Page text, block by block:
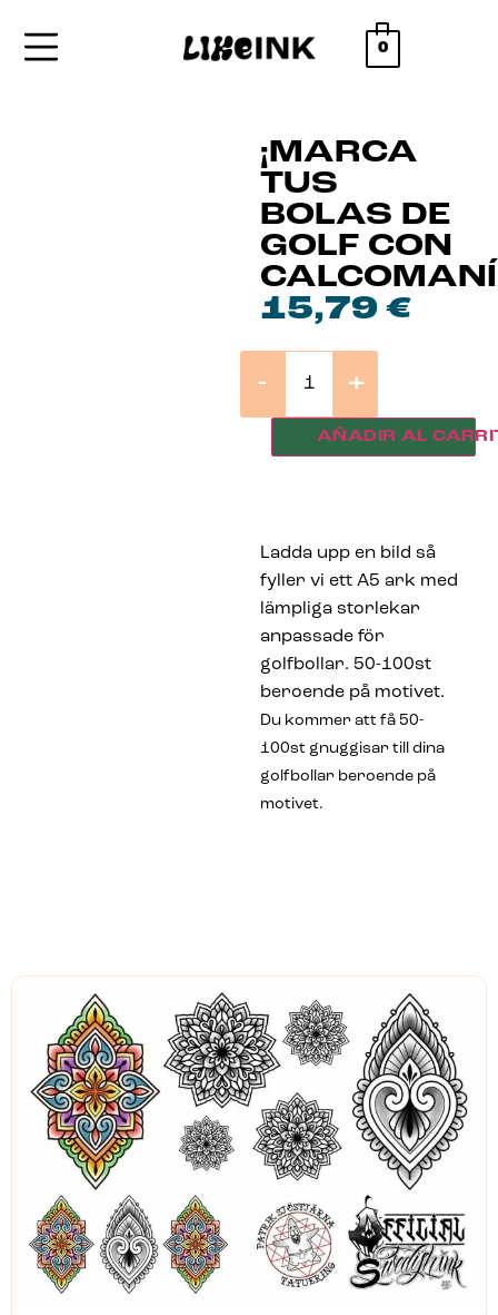
0
¡MARCA
TUS
BOLAS DE
GOLF CON
15,79 €
- +
AÑADIR AL
Ladda upp en bild så
fyller vi ett A5 ark med
lämpliga storlekar
anpassade för
golfbollar. 50-100st
beroende på motivet.
Du kommer att få 50-
100st gnuggisar till dina
golfbollar beroende på
motivet.